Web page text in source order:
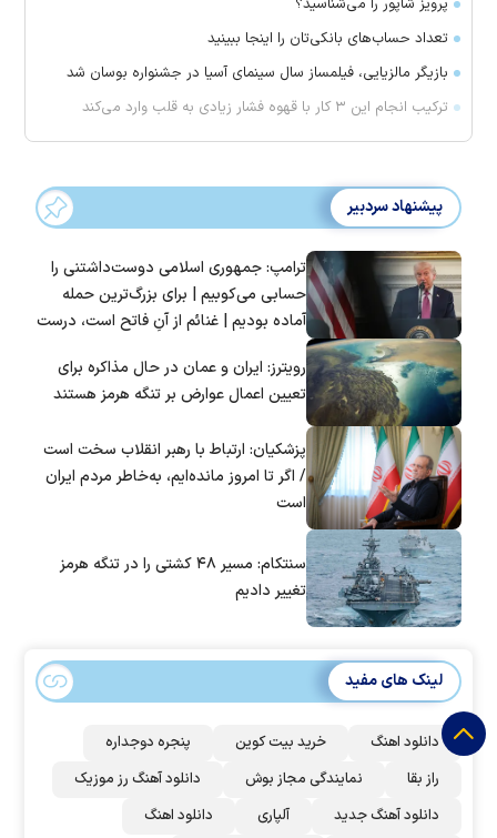
پرویز شاپور را می‌شناسید؟
تعداد حساب‌های بانکی‌تان را اینجا ببینید
بازیگر مالزیایی، فیلمساز سال سینمای آسیا در جشنواره بوسان شد
ترکیب انجام این ۳ کار با قهوه فشار زیادی به قلب وارد می‌کند
پیشنهاد سردبیر
ترامپ: جمهوری اسلامی دوست‌داشتنی را
حسابی می‌کوبیم | برای بزرگ‌ترین حمله
آماده بودیم | غنائم از آنِ فاتح است، درست
رویترز: ایران و عمان در حال مذاکره برای
تعیین اعمال عوارض بر تنگه هرمز هستند
پزشکیان: ارتباط با رهبر انقلاب سخت است
/ اگر تا امروز مانده‌ایم، به‌خاطر مردم ایران
است
سنتکام: مسیر ۴۸ کشتی را در تنگه هرمز
تغییر دادیم
لینک های مفید
دانلود اهنگ خرید بیت کوین
پنجره دوجداره
راز بقا
نمایندگی مجاز بوش
دانلود آهنگ رز‌ موزیک
دانلود آهنگ جدید
آلپاری دانلود اهنگ